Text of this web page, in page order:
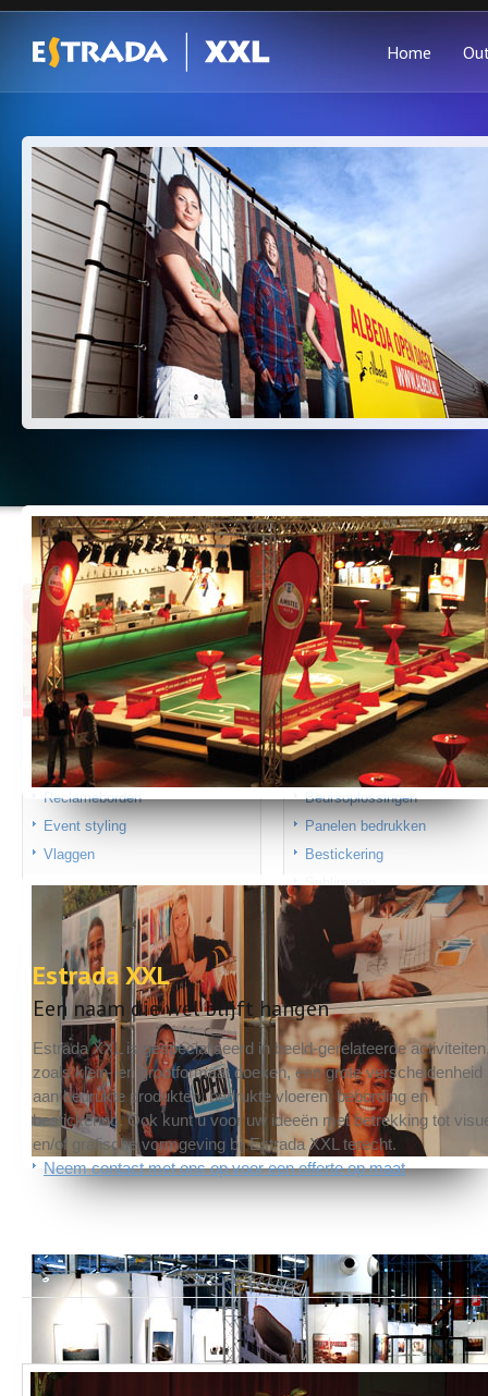
Home
Outdoor printing
Gevelreclame
Reclameborden
Event styling
Vlaggen
Indoor printing
Podiumprint
Beursoplossingen
Panelen bedrukken
Bestickering
Sublimeren
Estrada XXL
Een naam die wel blijft hangen
Estrada XXL is gespecialiseerd in beeld-gerelateerde
zoals klein- en grootformaat doeken, een grote verscheidenheid
aan bedrukte produkten, bedrukte vloeren, bebording en
bestickering. Ook kunt u voor uw ideeën met betrekking tot
en/of grafische vormgeving bij Estrada XXL terecht.
Neem contact met ons op voor een offerte op maat